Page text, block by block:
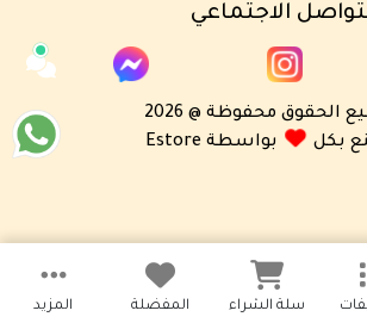
سلة الشراء المفضلة المزيد
الاجتماعي
الحقوق محفوظة @ 2026
بكل
بواسطة Estore